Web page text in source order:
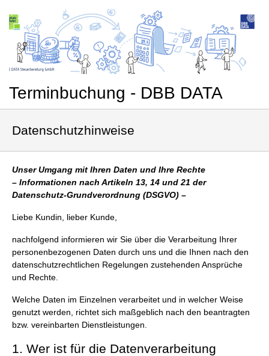
Terminbuchung - DBB DATA
Datenschutzhinweise
Unser Umgang mit Ihren Daten und Ihre Rechte
– Informationen nach Artikeln 13, 14 und 21 der
Datenschutz-Grundverordnung (DSGVO) –
Liebe Kundin, lieber Kunde,
nachfolgend informieren wir Sie über die Verarbeitung Ihrer
personenbezogenen Daten durch uns und die Ihnen nach den
datenschutzrechtlichen Regelungen zustehenden Ansprüche
und Rechte.
Welche Daten im Einzelnen verarbeitet und in welcher Weise
genutzt werden, richtet sich maßgeblich nach den beantragten
bzw. vereinbarten Dienstleistungen.
1. Wer ist für die Datenverarbeitung